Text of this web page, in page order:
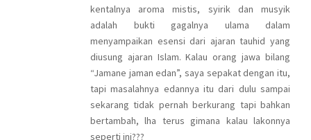
kentalnya aroma mistis, syirik dan musyik
adalah bukti gagalnya ulama dalam
menyampaikan esensi dari ajaran tauhid yang
diusung ajaran Islam. Kalau orang jawa bilang
“Jamane jaman edan”, saya sepakat dengan itu,
tapi masalahnya edannya itu dari dulu sampai
sekarang tidak pernah berkurang tapi bahkan
bertambah, lha terus gimana kalau lakonnya
seperti ini???